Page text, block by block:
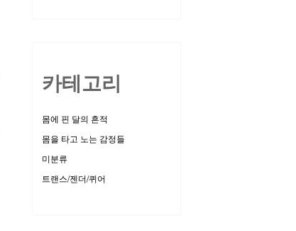
카테고리
몸에 핀 달의 흔적
몸을 타고 노는 감정들
미분류
트랜스/젠더/퀴어